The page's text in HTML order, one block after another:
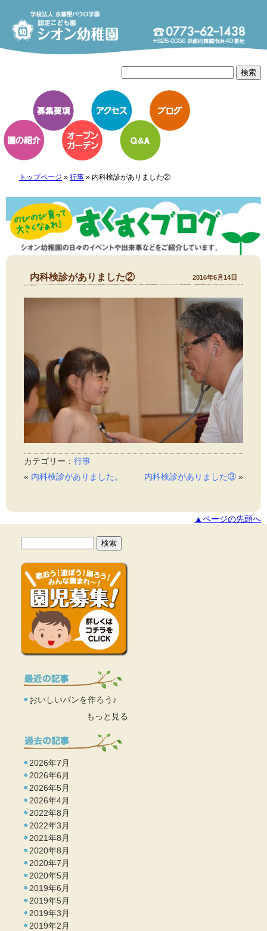
トップページ » 行事» 内科検診がありました②
内科検診がありました② 2016年6月14日
カテゴリー： 行事
« 内科検診がありました。 内科検診がありました③ »
▲ページの先頭へ
おいしいパンを作ろう♪
もっと見る
2026年7月
2026年6月
2026年5月
2026年4月
2022年8月
2022年3月
2021年8月
2020年8月
2020年7月
2020年5月
2019年6月
2019年5月
2019年3月
2019年2月